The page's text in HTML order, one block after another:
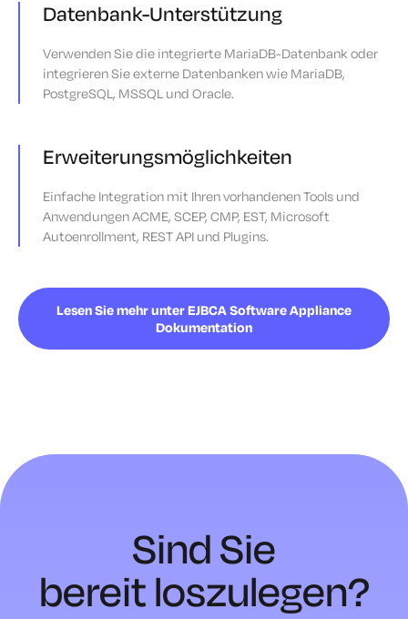
Datenbank-Unterstützung
Verwenden Sie die integrierte MariaDB-Datenbank oder
integrieren Sie externe Datenbanken wie MariaDB,
PostgreSQL, MSSQL und Oracle.
Erweiterungsmöglichkeiten
Einfache Integration mit Ihren vorhandenen Tools und
Anwendungen ACME, SCEP, CMP, EST, Microsoft
Autoenrollment, REST API und Plugins.
Lesen Sie mehr unter EJBCA Software Appliance
Dokumentation
Sind Sie
bereit loszulegen?